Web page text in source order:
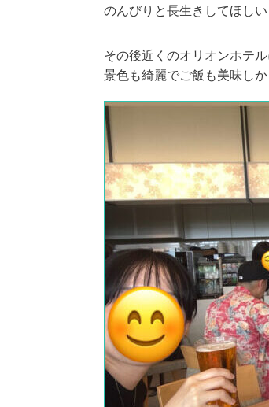
のんびりと長生きしてほし
その後近くのオリオンホテ
景色も綺麗でご飯も美味しか